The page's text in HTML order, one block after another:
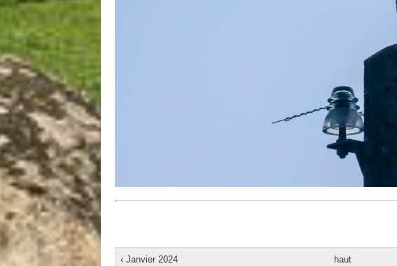
‹ Janvier 2024 haut